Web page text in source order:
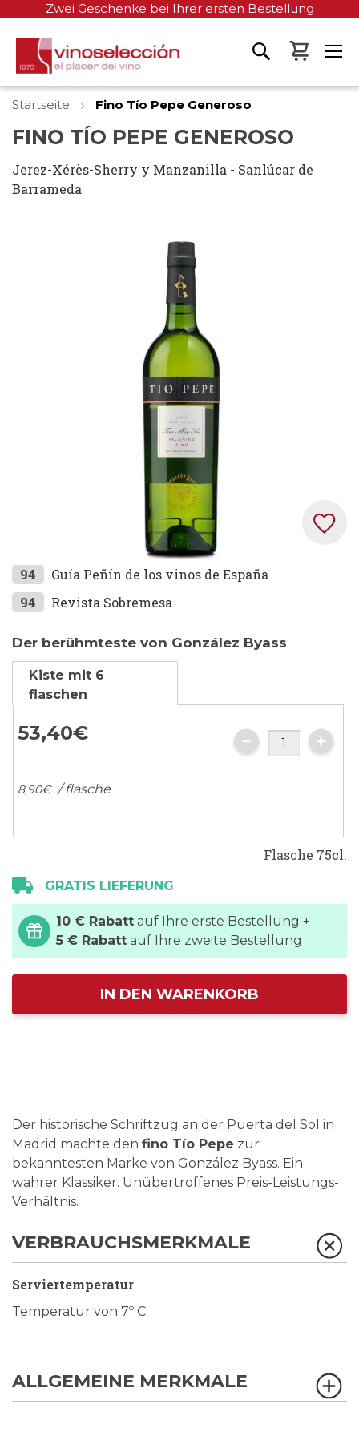
Zwei Geschenke bei Ihrer ersten Bestellung
Mein
Startseite Fino Tío Pepe Generoso
FINO TÍO PEPE GENEROSO
Jerez-Xérès-Sherry y Manzanilla - Sanlúcar de
Barrameda
Zum
Anfang
der
springen
94
Guía Peñín de los vinos de España
94
Revista Sobremesa
Der berühmteste von González Byass
Kiste mit 6
flaschen
53,40€
8,90€ / flasche
Flasche 75cl.
GRATIS LIEFERUNG
10 € Rabatt auf Ihre erste Bestellung +
5 € Rabatt auf Ihre zweite Bestellung
IN DEN WARENKORB
Der historische Schriftzug an der Puerta del Sol in
Madrid machte den fino Tío Pepe zur
bekanntesten Marke von González Byass. Ein
wahrer Klassiker. Unübertroffenes Preis-Leistungs-
Verhältnis.
VERBRAUCHSMERKMALE
Serviertemperatur
Temperatur von 7º C
ALLGEMEINE MERKMALE